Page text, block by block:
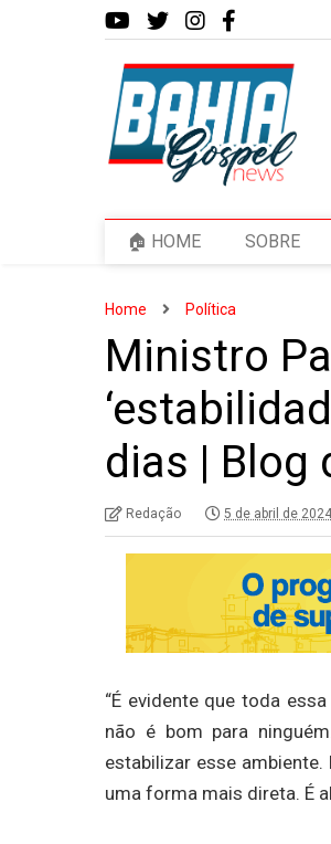
🏠 HOME SOBRE
Home Política
Ministro
dias | Blog
Redação 5 de abril de
“É evidente que toda
não é bom para
estabilizar esse
uma forma mais direta. É